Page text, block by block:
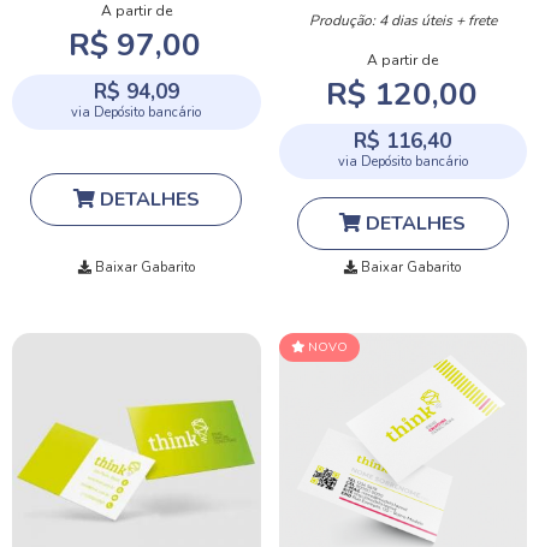
A partir de
R$ 97,00
R$ 94,09
via Depósito bancário
DETALHES
Baixar Gabarito
Produção: 4 dias úteis + frete
A partir de
R$ 120,00
R$ 116,40
via Depósito bancário
DETALHES
Baixar Gabarito
NOVO